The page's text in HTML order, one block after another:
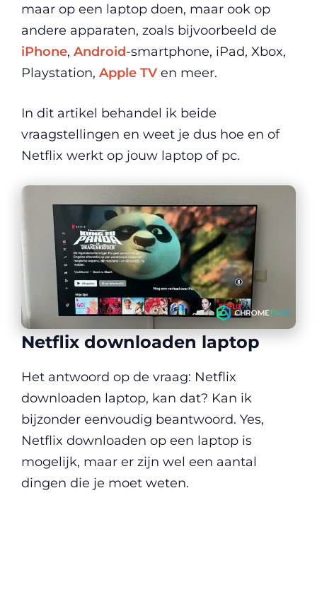
maar op een laptop doen, maar ook op
andere apparaten, zoals bijvoorbeeld de
iPhone, Android-smartphone, iPad, Xbox,
Playstation, Apple TV en meer.
In dit artikel behandel ik beide
vraagstellingen en weet je dus hoe en of
Netflix werkt op jouw laptop of pc.
Netflix downloaden laptop
Het antwoord op de vraag: Netflix
downloaden laptop, kan dat? Kan ik
bijzonder eenvoudig beantwoord. Yes,
Netflix downloaden op een laptop is
mogelijk, maar er zijn wel een aantal
dingen die je moet weten.